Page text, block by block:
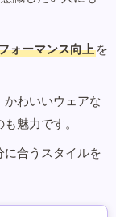
ォーマンス向上 を
わいいウェアな
魅力です。
合うスタイルを